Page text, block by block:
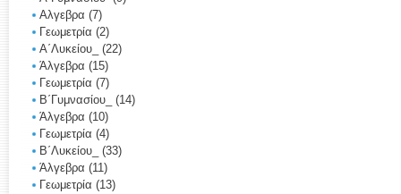
Αλγεβρα (7)
Γεωμετρία (2)
Α΄Λυκείου_
(22)
Άλγεβρα (15)
Γεωμετρία (7)
Β΄Γυμνασίου_
(14)
Άλγεβρα (10)
Γεωμετρία (4)
Β΄Λυκείου_
(33)
Άλγεβρα (11)
Γεωμετρία (13)